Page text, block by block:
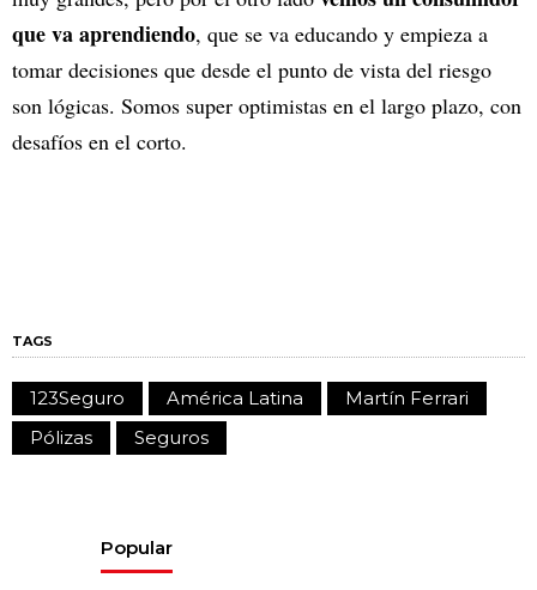
que va aprendiendo, que se va educando y empieza a
tomar decisiones que desde el punto de vista del riesgo
son lógicas. Somos super optimistas en el largo plazo, con
desafíos en el corto.
TAGS
123Seguro América Latina
Martín Ferrari
Pólizas
Seguros
Popular